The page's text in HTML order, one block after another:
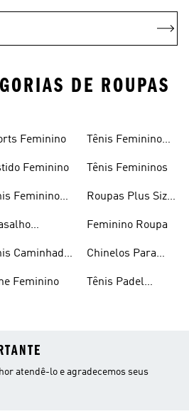
DE ROUPAS
Feminino
Feminino
Feminino
Caminhada
Feminino
Tênis Feminino
Tênis Femininos
Roupas Plus Size
Feminino Roupa
Chinelos Para
Tênis Padel
atendê-lo e agradecemos seus